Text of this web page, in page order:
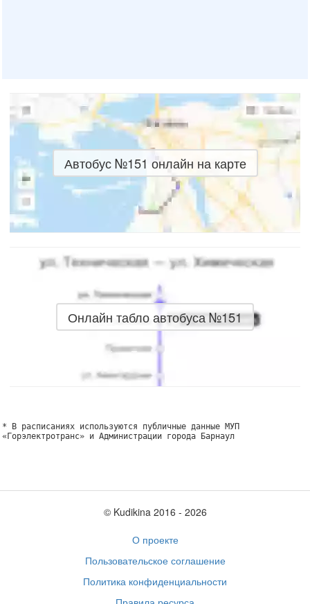
Автобус №151 онлайн на карте
Онлайн табло автобуса №151
* В расписаниях используются публичные данные МУП
«Горэлектротранс» и Администрации города Барнаул
© Kudikina 2016 ‐ 2026
О проекте
Пользовательское соглашение
Политика конфиденциальности